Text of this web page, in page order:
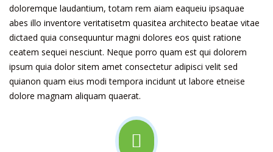
doloremque laudantium, totam rem aiam eaqueiu ipsaquae
abes illo inventore veritatisetm quasitea architecto beatae vitae
dictaed quia consequuntur magni dolores eos quist ratione
ceatem sequei nesciunt. Neque porro quam est qui dolorem
ipsum quia dolor sitem amet consectetur adipisci velit sed
quianon quam eius modi tempora incidunt ut labore etneise
dolore magnam aliquam quaerat.